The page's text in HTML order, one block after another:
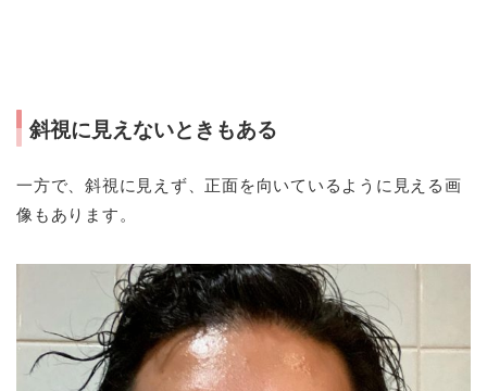
斜視に見えないときもある
一方で、斜視に見えず、正面を向いているように見える画
像もあります。